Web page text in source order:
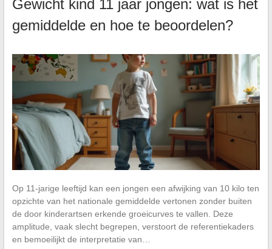
Gewicht kind 11 jaar jongen: wat is het
gemiddelde en hoe te beoordelen?
Op 11-jarige leeftijd kan een jongen een afwijking van 10 kilo ten
opzichte van het nationale gemiddelde vertonen zonder buiten
de door kinderartsen erkende groeicurves te vallen. Deze
amplitude, vaak slecht begrepen, verstoort de referentiekaders
en bemoeilijkt de interpretatie van…